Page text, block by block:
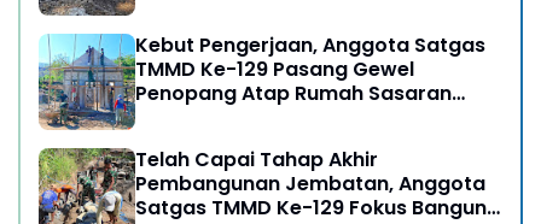
Kebut Pengerjaan, Anggota Satgas
TMMD Ke-129 Pasang Gewel
Penopang Atap Rumah Sasaran
Telah Capai Tahap Akhir
Pembangunan Jembatan, Anggota
Satgas TMMD Ke-129 Fokus Bangun